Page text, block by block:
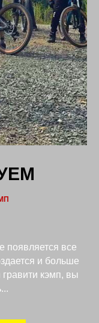
появляется все
и больше
кэмп, вы